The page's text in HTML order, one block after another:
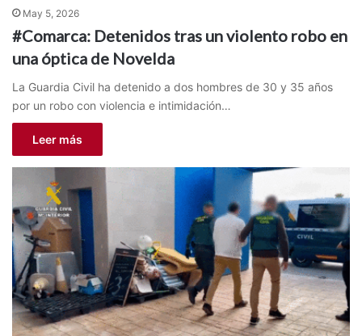
May 5, 2026
#Comarca: Detenidos tras un violento robo en
una óptica de Novelda
La Guardia Civil ha detenido a dos hombres de 30 y 35 años
por un robo con violencia e intimidación…
Leer más